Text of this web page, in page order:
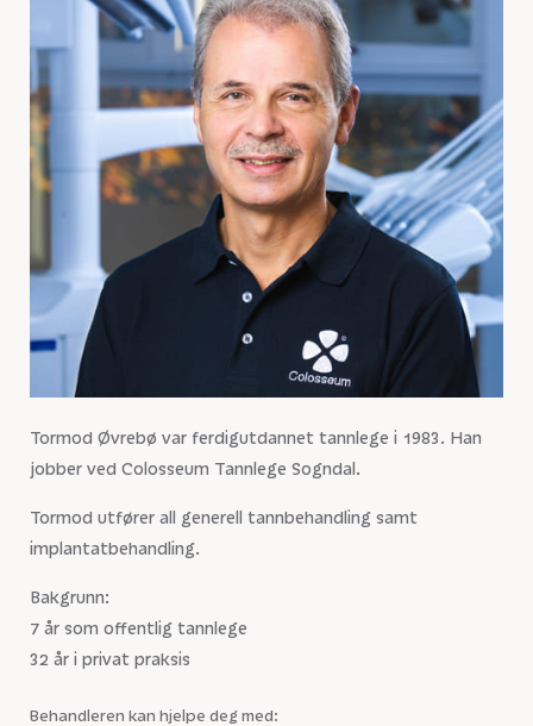
Tormod Øvrebø var ferdigutdannet tannlege i 1983. Han
jobber ved Colosseum Tannlege Sogndal.
Tormod utfører all generell tannbehandling samt
implantatbehandling.
Bakgrunn:
7 år som offentlig tannlege
32 år i privat praksis
Behandleren kan hjelpe deg med: